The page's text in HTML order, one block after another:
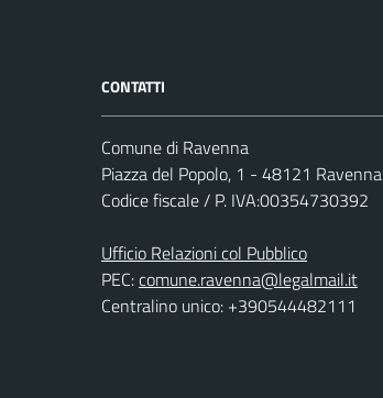
CONTATTI
Comune di Ravenna
Piazza del Popolo, 1 - 48121 Ravenna
Codice fiscale / P. IVA:00354730392
Ufficio Relazioni col Pubblico
PEC:comune.ravenna@legalmail.it
Centralino unico: +390544482111